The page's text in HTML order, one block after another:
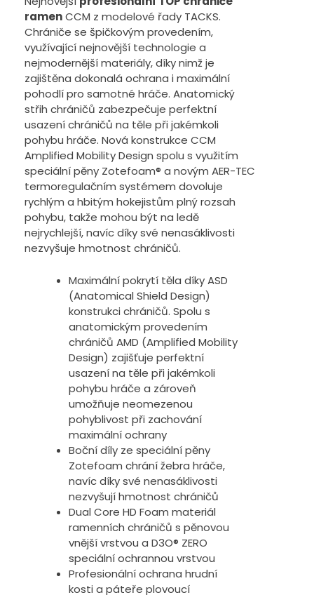
ramenCCM z modelové řady TACKS.
Chrániče se špičkovým provedením,
využívající nejnovější technologie a
nejmodernější materiály, díky nimž je
zajištěna dokonalá ochrana i maximální
pohodlí pro samotné hráče. Anatomický
střih chráničů zabezpečuje perfektní
usazení chráničů na těle při jakémkoli
pohybu hráče. Nová konstrukce CCM
Amplified Mobility Design spolu s využitím
speciální pěny Zotefoam® a novým AER-TEC
termoregulačním systémem dovoluje
rychlým a hbitým hokejistům plný rozsah
pohybu, takže mohou být na ledě
nejrychlejší, navíc díky své nenasáklivosti
nezvyšuje hmotnost chráničů.
Maximální pokrytí těla díky ASD
(Anatomical Shield Design)
konstrukci chráničů. Spolu s
anatomickým provedením
chráničů AMD (Amplified Mobility
Design) zajišťuje perfektní
usazení na těle při jakémkoli
pohybu hráče a zároveň
umožňuje neomezenou
pohyblivost při zachování
maximální ochrany
Boční díly ze speciální pěny
Zotefoam chrání žebra hráče,
navíc díky své nenasáklivosti
nezvyšují hmotnost chráničů
Dual Core HD Foam materiál
ramenních chráničů s pěnovou
vnější vrstvou a D3O® ZERO
speciální ochrannou vrstvou
Profesionální ochrana hrudní
kosti a páteře plovoucí